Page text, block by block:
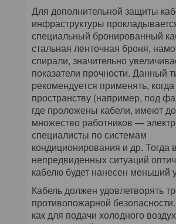
Для дополнительной защиты
инфраструктуры
специальный бронированный
стальная ленточная броня,
спирали, значительно
показатели прочности. Данный
рекомендуется применять, когда
пространству (например, под
где проложены кабели, имеют
множество работников —
специалисты по системам
кондиционирования и др. Тогда
непредвиденных ситуаций
кабелю будет нанесен меньший
Кабель должен удовлетворять
противопожарной
как для подачи холодного